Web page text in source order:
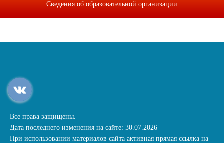
Сведения об образовательной организации
Все права защищены.
Дата последнего изменения на сайте: 30.07.2026
При использовании материалов сайта активная прямая ссылка на